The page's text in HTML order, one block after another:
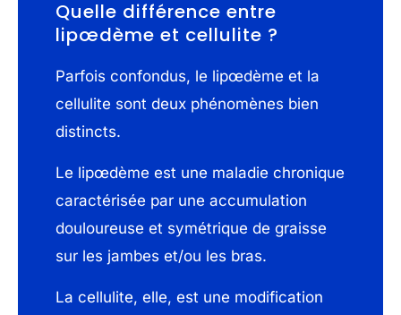
Quelle différence entre
lipœdème et cellulite ?
Parfois confondus, le lipœdème et la
cellulite sont deux phénomènes bien
distincts.
Le lipœdème est une maladie chronique
caractérisée par une accumulation
douloureuse et symétrique de graisse
sur les jambes et/ou les bras.
La cellulite, elle, est une modification